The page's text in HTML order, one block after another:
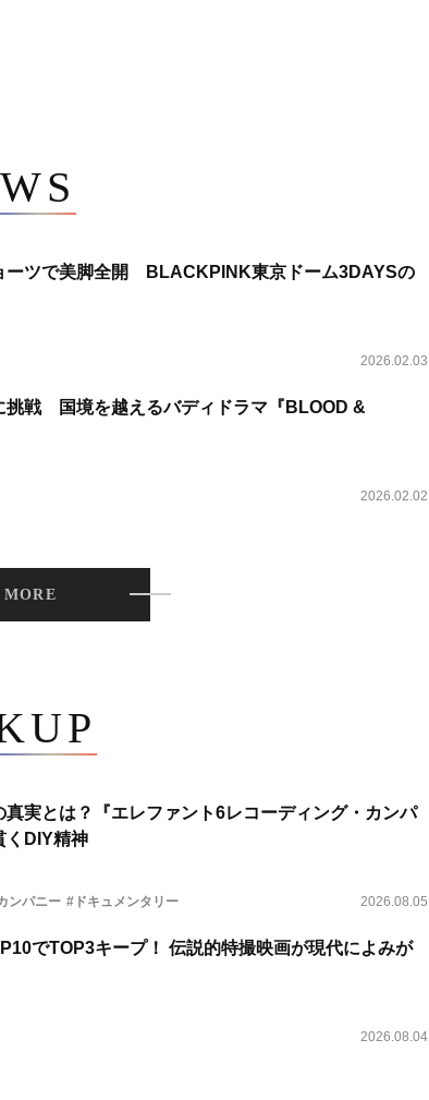
ーツで美脚全開 BLACKPINK東京ドーム3DAYSの
2026.02.03
挑戦 国境を越えるバディドラマ『BLOOD &
2026.02.02
実とは？『エレファント6レコーディング・カンパ
くDIY精神
ンパニー #ドキュメンタリー 2026.08.05
でTOP3キープ！ 伝説的特撮映画が現代によみが
2026.08.04